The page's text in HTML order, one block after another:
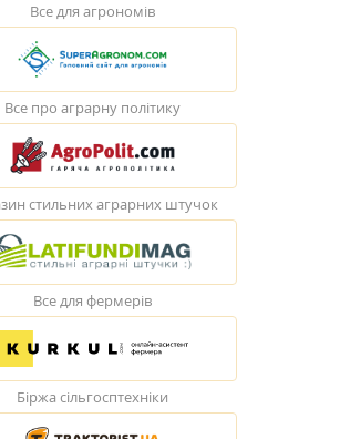
Все для агрономів
Все про аграрну політику
стильних аграрних штучок
Все для фермерів
Біржа сільгосптехніки